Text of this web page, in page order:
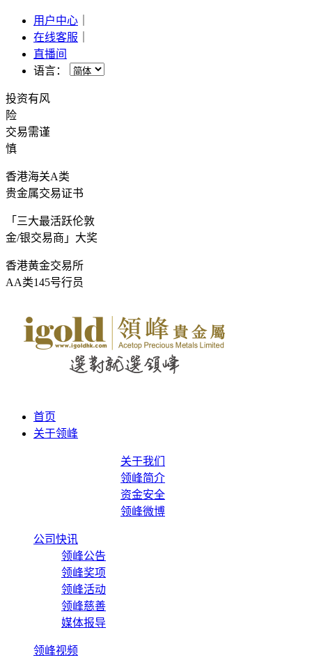
用户中心
在线客服
直播间
语言：
投资有风
险
交易需谨
慎
香港海关A类
贵金属交易证书
「三大最活跃伦敦
金/银交易商」大奖
香港黄金交易所
AA类145号行员
首页
关于领峰
关于我们
领峰简介
资金安全
领峰微博
公司快讯
领峰公告
领峰奖项
领峰活动
领峰慈善
媒体报导
领峰视频